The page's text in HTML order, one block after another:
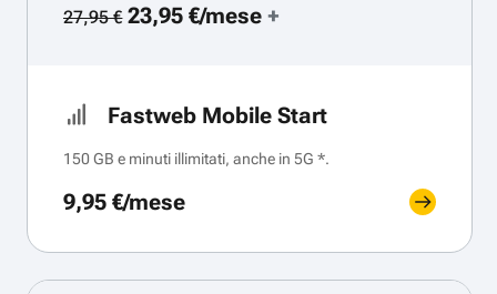
27,95 €23,95 €/mese+
Fastweb Mobile Start
150 GB e minuti illimitati, anche in 5G *.
9,95 €/mese